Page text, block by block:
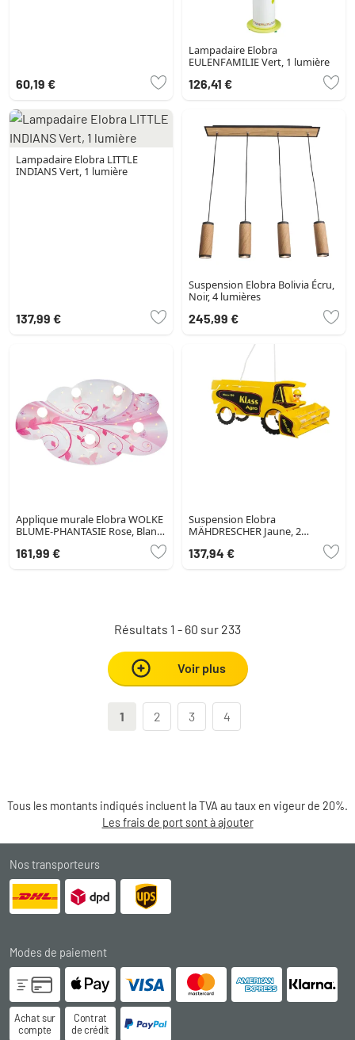
60,19 €
Lampadaire Elobra
EULENFAMILIE Vert, 1 lumière
126,41 €
Lampadaire Elobra LITTLE
INDIANS Vert, 1 lumière
137,99 €
Suspension Elobra Bolivia Écru,
Noir, 4 lumières
245,99 €
Applique murale Elobra WOLKE
BLUME-PHANTASIE Rose, Blanc,
161,99 €
Suspension Elobra
MÄHDRESCHER Jaune, 2
137,94 €
Résultats 1 - 60 sur 233
Voir plus
1 2 3 4
Tous les montants indiqués incluent la TVA au taux en vigeur de 20%.
Les frais de port sont à ajouter
Nos transporteurs
Modes de paiement
Achat sur
compte
Contrat
de crédit